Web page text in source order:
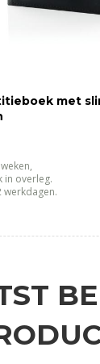
met
overleg.
werkdagen.